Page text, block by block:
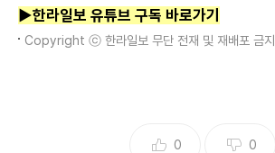
▶한라일보 유튜브 구독 바로가기
Copyright ⓒ 한라일보 무단 전재 및 재배포 금지
0 0